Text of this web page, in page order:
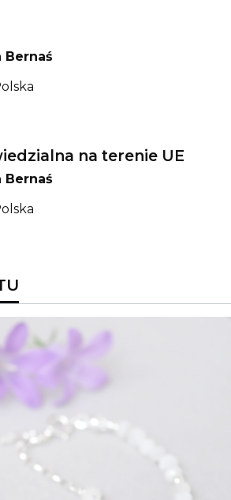
Bernaś
na terenie UE
Bernaś